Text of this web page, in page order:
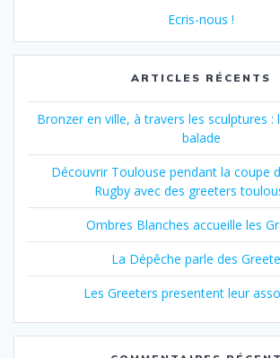
Ecris-nous !
ARTICLES RÉCENTS
Bronzer en ville, à travers les sculptures :
balade
Découvrir Toulouse pendant la coupe
Rugby avec des greeters
Ombres Blanches accueille les
La Dépêche parle des
Les Greeters presentent leur